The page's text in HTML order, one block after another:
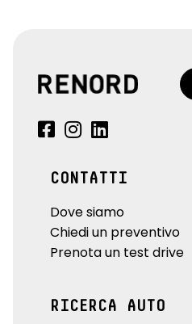
CONTATTI
Dove siamo
Chiedi un preventivo
Prenota un test drive
RICERCA AUTO